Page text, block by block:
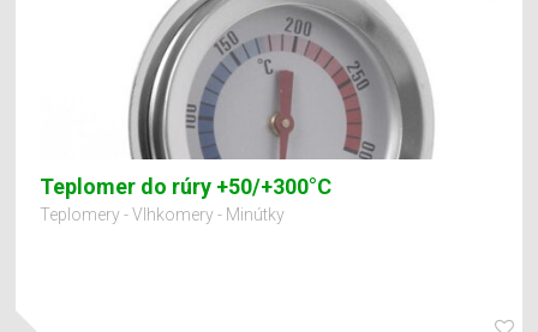
Teplomer do rúry +50/+300°C
Teplomery - Vlhkomery - Minútky